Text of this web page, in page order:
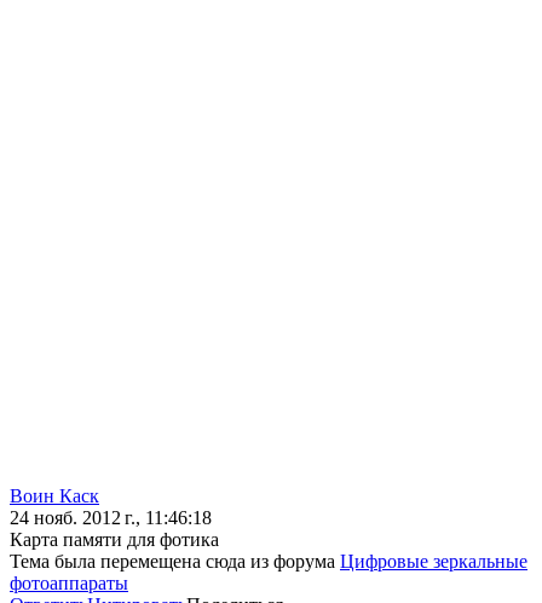
Воин Каск
24 нояб. 2012 г., 11:46:18
Карта памяти для фотика
Тема была перемещена сюда из форума Цифровые зеркальные
фотоаппараты